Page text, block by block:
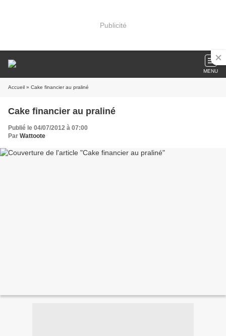
Publicité
MENU
Accueil » Cake financier au praliné
Cake financier au praliné
Publié le 04/07/2012 à 07:00
Par Wattoote